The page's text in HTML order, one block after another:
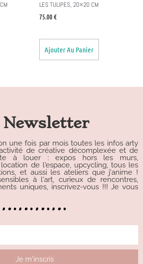
LES TULIPES, 20×20 CM
75.00€
Ajouter Au Panier
Newsletter
une fois par mois toutes les infos arty
de créative décomplexée et de
à louer : expos hors les murs,
de l'espace, upcycling, tous les
et aussi les ateliers que j'anime !
à l'art, curieux de rencontres,
uniques, inscrivez-vous !!! Je vous
Je m'inscris